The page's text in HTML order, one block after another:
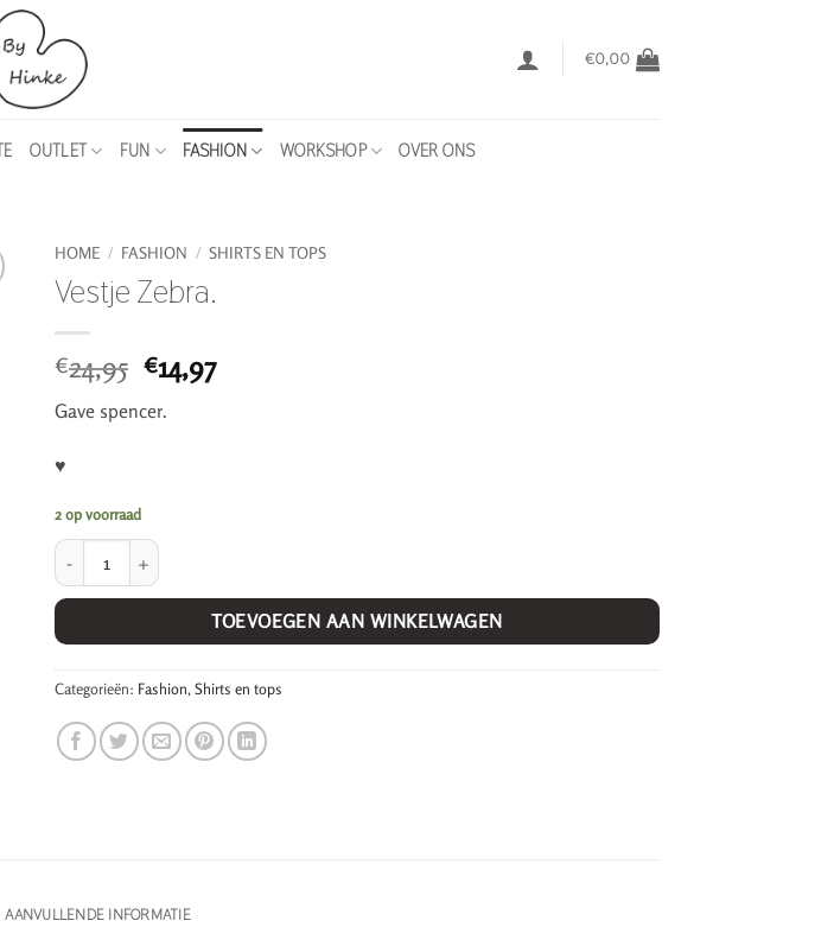
€0,00
OUTLET FUN FASHION WORKSHOP OVER ONS
HOME / FASHION / SHIRTS EN TOPS
Vestje Zebra.
€24,95 Oorspronkelijke
prijs
was:
€14,97Huidige
Gave spencer.
♥
2 op voorraad
Vestje Zebra. aantal
TOEVOEGEN AAN WINKELWAGEN
Categorieën: Fashion, Shirts en tops
AANVULLENDE INFORMATIE